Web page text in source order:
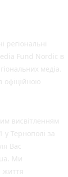
регіональні
Fund Nordic в
медіа.
офіційною
висвітленням
у Тернополі за
Вас
Ми
життя